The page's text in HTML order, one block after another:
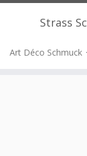
Strass
Art Déco Schmuck